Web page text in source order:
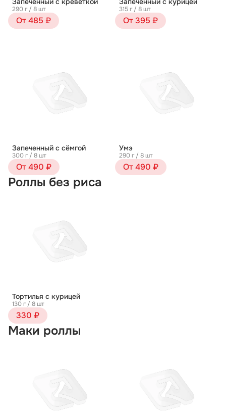
290 г / 8 шт
От 485 ₽
315 г / 8 шт
От 395 ₽
Запеченный с сёмгой
300 г / 8 шт
От 490 ₽
Умэ
290 г / 8 шт
От 490 ₽
Роллы без риса
Тортилья с курицей
130 г / 8 шт
330 ₽
Маки роллы